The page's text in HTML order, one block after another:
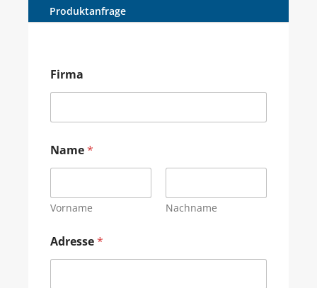
Produktanfrage
Firma
Name*
Vorname Nachname
Adresse*